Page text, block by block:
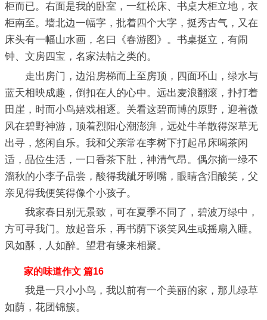
柜而已。右面是我的卧室，一红松床、书桌大柜立地，衣
柜南至。墙北边一幅字，批着四个大字，挺秀古气，又在
床头有一幅山水画，名曰《春游图》。书桌挺立，有闹
钟、文房四宝，名家法帖之类的。
走出房门，边沿房梯而上至房顶，四面环山，绿水与
蓝天相映成趣，倒扣在人的心中。远出麦浪翻滚，扑打着
田崖，时而小鸟嬉戏相逐。关看这碧而博的原野，迎着微
风在碧野神游，顶着烈阳心潮澎湃，远处牛羊散得深草无
出寻，悠闲自乐。我和父亲常在李树下打起吊床喝茶闲
适，品位生活，一口香茶下肚，神清气昂。偶尔摘一绿不
溜秋的小李子品尝，酸得我龇牙咧嘴，眼睛含泪酸笑，父
亲见得我便笑得像个小孩子。
我家春日别无景致，可在夏季不同了，碧波万绿中，
方可寻我门。放起音乐，再书荫下谈笑风生或摇扇入睡。
风如酥，人如醉。望君有缘来相聚。
家的味道作文 篇16
我是一只小小鸟，我以前有一个美丽的家，那儿绿草
如荫，花团锦簇。